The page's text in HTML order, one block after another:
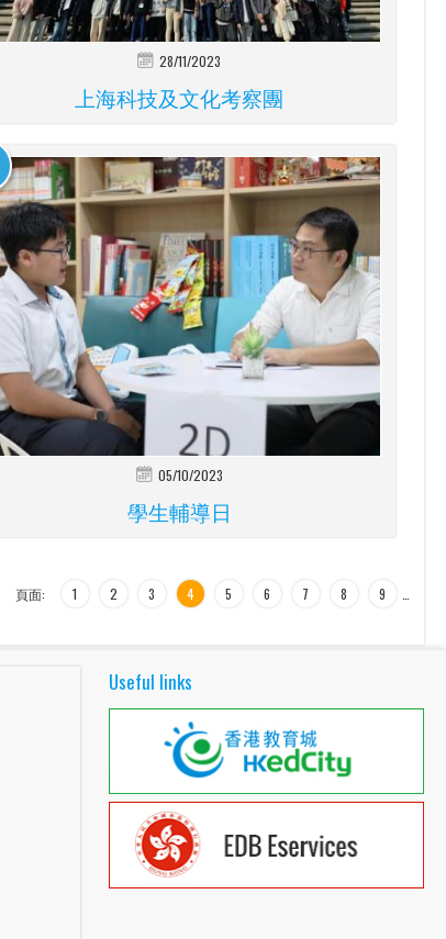
28/11/2023
上海科技及文化考察團
05/10/2023
學生輔導日
頁面: 1 2 3 4 5 6 7 8 9
Useful links